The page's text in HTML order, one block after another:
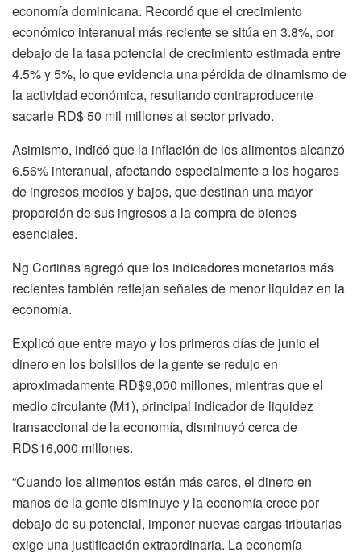
economía dominicana. Recordó que el crecimiento
económico interanual más reciente se sitúa en 3.8%, por
debajo de la tasa potencial de crecimiento estimada entre
4.5% y 5%, lo que evidencia una pérdida de dinamismo de
la actividad económica, resultando contraproducente
sacarle RD$ 50 mil millones al sector privado.
Asimismo, indicó que la inflación de los alimentos alcanzó
6.56% interanual, afectando especialmente a los hogares
de ingresos medios y bajos, que destinan una mayor
proporción de sus ingresos a la compra de bienes
esenciales.
Ng Cortiñas agregó que los indicadores monetarios más
recientes también reflejan señales de menor liquidez en la
economía.
Explicó que entre mayo y los primeros días de junio el
dinero en los bolsillos de la gente se redujo en
aproximadamente RD$9,000 millones, mientras que el
medio circulante (M1), principal indicador de liquidez
transaccional de la economía, disminuyó cerca de
RD$16,000 millones.
“Cuando los alimentos están más caros, el dinero en
manos de la gente disminuye y la economía crece por
debajo de su potencial, imponer nuevas cargas tributarias
exige una justificación extraordinaria. La economía